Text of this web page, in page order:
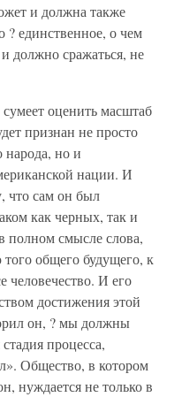
и должна также
? единственное, о чем
должно сражаться, не
оценить масштаб
признан не просто
народа, но и
нации. И
что сам он был
как черных, так и
смысле слова,
общего будущего, к
человечество. И его
достижения этой
он, ? мы должны
процесса,
Общество, в котором
нуждается не только в